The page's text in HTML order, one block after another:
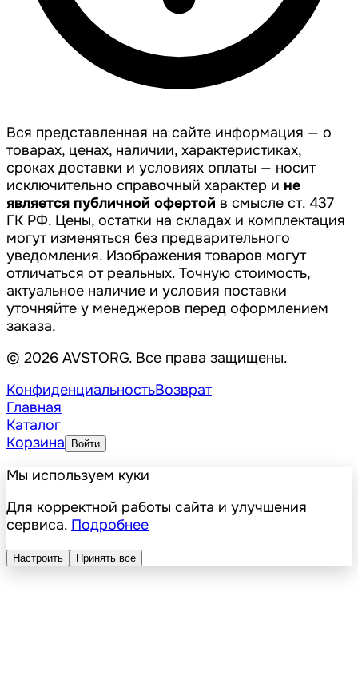
Вся представленная на сайте информация — о
товарах, ценах, наличии, характеристиках,
сроках доставки и условиях оплаты — носит
исключительно справочный характер и не
является публичной офертой в смысле ст. 437
ГК РФ. Цены, остатки на складах и комплектация
могут изменяться без предварительного
уведомления. Изображения товаров могут
отличаться от реальных. Точную стоимость,
актуальное наличие и условия поставки
уточняйте у менеджеров перед оформлением
заказа.
© 2026 AVSTORG. Все права защищены.
КонфиденциальностьВозврат
Главная
Каталог
Корзина
Войти
Мы используем куки
Для корректной работы сайта и улучшения
сервиса. Подробнее
Настроить Принять все